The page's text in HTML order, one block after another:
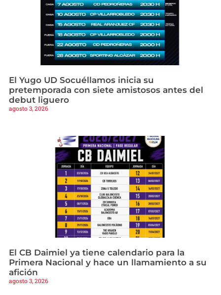
El Yugo UD Socuéllamos inicia su
pretemporada con siete amistosos antes del
debut liguero
agosto 3, 2026
El CB Daimiel ya tiene calendario para la
Primera Nacional y hace un llamamiento a su
afición
agosto 3, 2026